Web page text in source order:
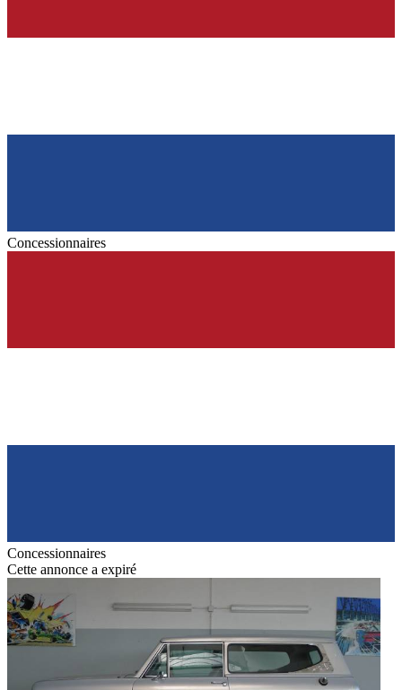
Concessionnaires
Concessionnaires
Cette annonce a expiré